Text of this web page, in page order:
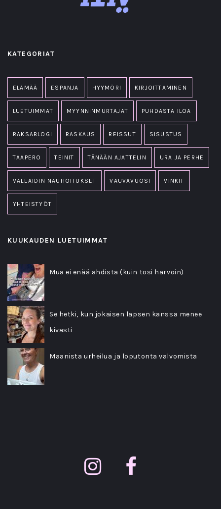
KATEGORIAT
ELÄMÄÄ ESPANJA HYYMÖRI KIRJOITTAMINEN
LUETUIMMAT MYYNNINMURTAJAT PUHDASTA ILOA
RAKSABLOGI RASKAUS REISSUT SISUSTUS
TAAPERO TEINIT TÄNÄÄN AJATTELIN URA JA PERHE
VALEÄIDIN NAUHOITUKSET VAUVAVUOSI VINKIT
YHTEISTYÖT
KUUKAUDEN LUETUIMMAT
Mua ei enää ahdista (kuin tosi harvoin)
Se hetki, kun jokaisen lapsen kanssa menee
kivasti
Maanista urheilua ja loputonta valvomista